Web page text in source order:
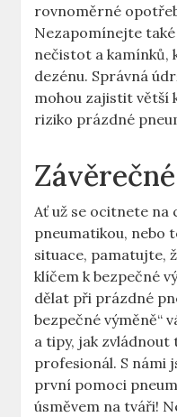
rovnoměrné
Nezapomínejte
nečistot​ a kamínků,‍
dezénu. ​Správná
⁣mohou‌ zajistit větší
riziko prázdné
Ať ⁣už​ se ocitnete‌ na
pneumatikou, nebo
⁢situace, ⁢pamatujte,
klíčem k bezpečné
dělat při prázdné
bezpečné‍ výměně“
a tipy, jak‍
profesionál. S námi
první pomoci⁢
úsměvem na tváři!